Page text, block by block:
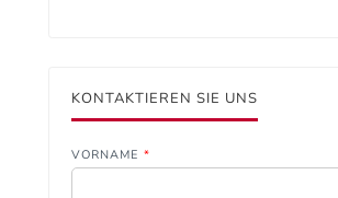
KONTAKTIEREN SIE UNS
VORNAME *